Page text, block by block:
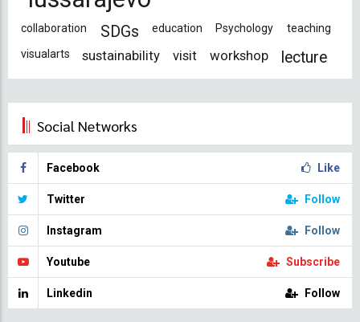
collaboration SDGs education Psychology
teaching
visualarts
sustainability visit workshop lecture
Social Networks
Facebook Like
Twitter Follow
Instagram Follow
Youtube Subscribe
Linkedin Follow